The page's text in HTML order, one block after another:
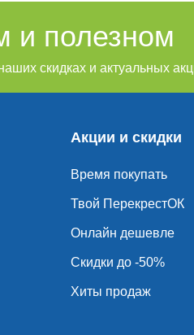
и полезном
скидках и актуальных
Акции и скидки
Время покупать
Твой ПерекрестОК
Онлайн дешевле
Скидки до -50%
Хиты продаж